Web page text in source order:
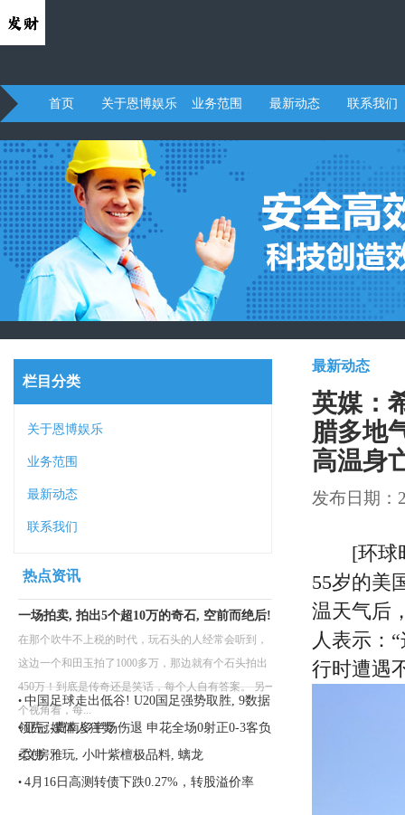
首页 关于恩博娱乐 业务范围 最新动态 联系我们
栏目分类
关于恩博娱乐
业务范围
最新动态
联系我们
热点资讯
一场拍卖, 拍出5个超10万的奇石, 空前而绝后!
在那个吹牛不上税的时代，玩石头的人经常会听到，
这边一个和田玉拍了1000多万，那边就有个石头拍出
450万！到底是传奇还是笑话，每个人自有答案。 另一
个视角看，每...
• 中国足球走出低谷! U20国足强势取胜, 9数据
领先, 媒体人狂赞
•亚冠-费南多半场伤退 申花全场0射正0-3客负
柔佛
•文房雅玩, 小叶紫檀极品料, 螭龙
• 4月16日高测转债下跌0.27%，转股溢价率
最新动态
英媒：
腊多地
高温身
发布日期：
[环球时
55岁的美
温天气后
人表示：
行时遭遇